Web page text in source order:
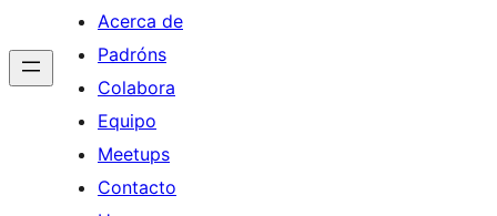
Acerca de
Padróns
Colabora
Equipo
Meetups
Contacto